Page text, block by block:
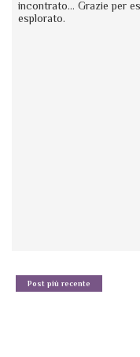
incontrato... Grazie per
esplorato.
Post più recente